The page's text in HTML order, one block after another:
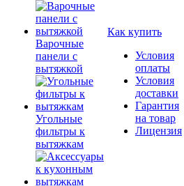
Варочные
панели с
вытяжкой
Угольные
фильтры к
вытяжкам
Как купить
Условия
оплаты
Условия
доставки
Гарантия
на товар
Лицензия